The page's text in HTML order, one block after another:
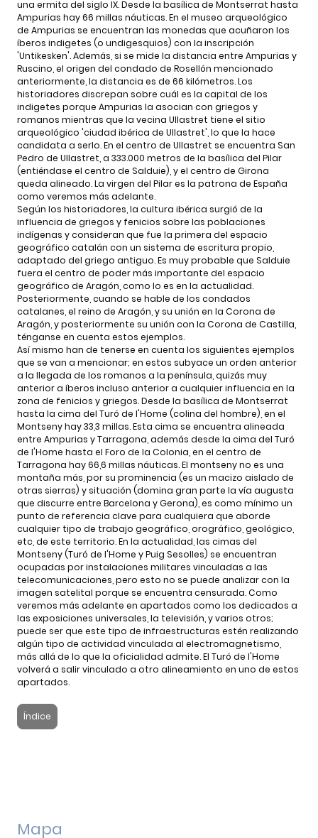
una ermita del siglo IX. Desde la basílica de Montserrat hasta
Ampurias hay 66 millas náuticas. En el museo arqueológico
de Ampurias se encuentran las monedas que acuñaron los
íberos indigetes (o undigesquios) con la inscripción
'Untikesken'. Además, si se mide la distancia entre Ampurias y
Ruscino, el origen del condado de Rosellón mencionado
anteriormente, la distancia es de 66 kilómetros. Los
historiadores discrepan sobre cuál es la capital de los
indigetes porque Ampurias la asocian con griegos y
romanos mientras que la vecina Ullastret tiene el sitio
arqueológico 'ciudad ibérica de Ullastret', lo que la hace
candidata a serlo. En el centro de Ullastret se encuentra San
Pedro de Ullastret, a 333.000 metros de la basílica del Pilar
(entiéndase el centro de Salduie), y el centro de Girona
queda alineado. La virgen del Pilar es la patrona de España
como veremos más adelante.
Según los historiadores, la cultura ibérica surgió de la
influencia de griegos y fenicios sobre las poblaciones
indígenas y consideran que fue la primera del espacio
geográfico catalán con un sistema de escritura propio,
adaptado del griego antiguo. Es muy probable que Salduie
fuera el centro de poder más importante del espacio
geográfico de Aragón, como lo es en la actualidad.
Posteriormente, cuando se hable de los condados
catalanes, el reino de Aragón, y su unión en la Corona de
Aragón, y posteriormente su unión con la Corona de Castilla,
ténganse en cuenta estos ejemplos.
Así mismo han de tenerse en cuenta los siguientes ejemplos
que se van a mencionar; en estos subyace un orden anterior
a la llegada de los romanos a la península, quizás muy
anterior a íberos incluso anterior a cualquier influencia en la
zona de fenicios y griegos. Desde la basílica de Montserrat
hasta la cima del Turó de l'Home (colina del hombre), en el
Montseny hay 33,3 millas. Esta cima se encuentra alineada
entre Ampurias y Tarragona, además desde la cima del Turó
de l'Home hasta el Foro de la Colonia, en el centro de
Tarragona hay 66,6 millas náuticas. El montseny no es una
montaña más, por su prominencia (es un macizo aislado de
otras sierras) y situación (domina gran parte la vía augusta
que discurre entre Barcelona y Gerona), es como mínimo un
punto de referencia clave para cualquiera que aborde
cualquier tipo de trabajo geográfico, orográfico, geológico,
etc, de este territorio. En la actualidad, las cimas del
Montseny (Turó de l'Home y Puig Sesolles) se encuentran
ocupadas por instalaciones militares vinculadas a las
telecomunicaciones, pero esto no se puede analizar con la
imagen satelital porque se encuentra censurada. Como
veremos más adelante en apartados como los dedicados a
las exposiciones universales, la televisión, y varios otros;
puede ser que este tipo de infraestructuras estén realizando
algún tipo de actividad vinculada al electromagnetismo,
más allá de lo que la oficialidad admite. El Turó de l'Home
volverá a salir vinculado a otro alineamiento en uno de estos
apartados.
Índice
Mapa